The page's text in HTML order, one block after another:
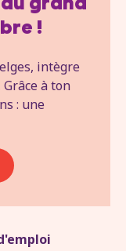
grand
!
intègre
à ton
: une